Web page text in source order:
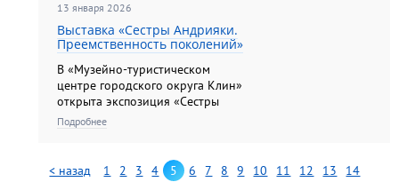
"Основы анималистической
скульптуры"....
13 января 2026
Выставка «Сестры Андрияки.
Преемственность поколений»
В «Музейно-туристическом
центре городского округа Клин»
открыта экспозиция «Сестры
Андрияки. Преемственность
поколений».
Подробнее
< назад 1 2 3 4 5 6 7 8 9 10 11 12 13
14